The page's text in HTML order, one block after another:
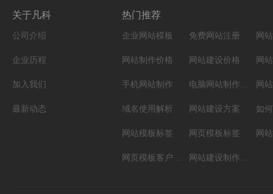
关于凡科
公司介绍
企业历程
加入我们
最新动态
热门推荐
企业网站模板 免费网站注册 网
网站制作价格 网站建设价格 网
手机网站制作 电脑网站制作设计 网
域名使用解析 网站建设方案 如
网站模板标签 网页模板标签
网页模板客户案例 网站建设制作知识